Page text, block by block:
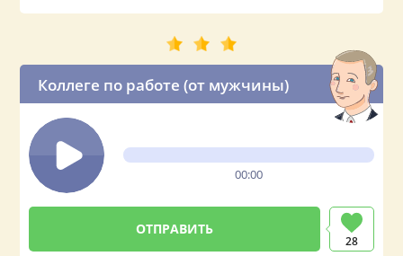
Коллеге по работе (от мужчины)
00:00
28